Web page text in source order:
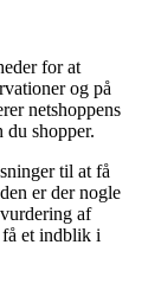
for at
og på
netshoppens
shopper.
til at få
er der nogle
af
et indblik i